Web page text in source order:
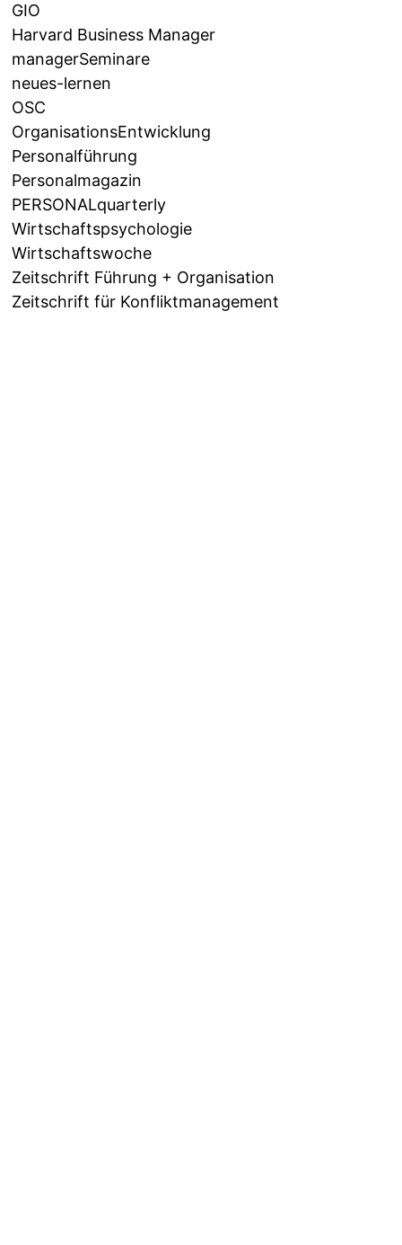
GIO
Harvard Business Manager
managerSeminare
neues-lernen
OSC
OrganisationsEntwicklung
Personalführung
Personalmagazin
PERSONALquarterly
Wirtschaftspsychologie
Wirtschaftswoche
Zeitschrift Führung + Organisation
Zeitschrift für Konfliktmanagement